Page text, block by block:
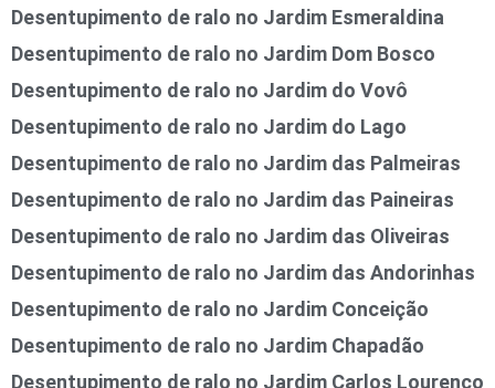
Desentupimento de ralo no Jardim Esmeraldina
Desentupimento de ralo no Jardim Dom Bosco
Desentupimento de ralo no Jardim do Vovô
Desentupimento de ralo no Jardim do Lago
Desentupimento de ralo no Jardim das Palmeiras
Desentupimento de ralo no Jardim das Paineiras
Desentupimento de ralo no Jardim das Oliveiras
Desentupimento de ralo no Jardim das Andorinhas
Desentupimento de ralo no Jardim Conceição
Desentupimento de ralo no Jardim Chapadão
Desentupimento de ralo no Jardim Carlos Lourenço